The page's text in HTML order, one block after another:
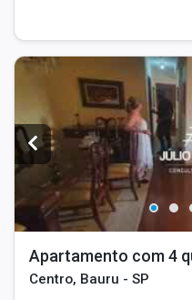
Apartamento com 4
Centro, Bauru - SP